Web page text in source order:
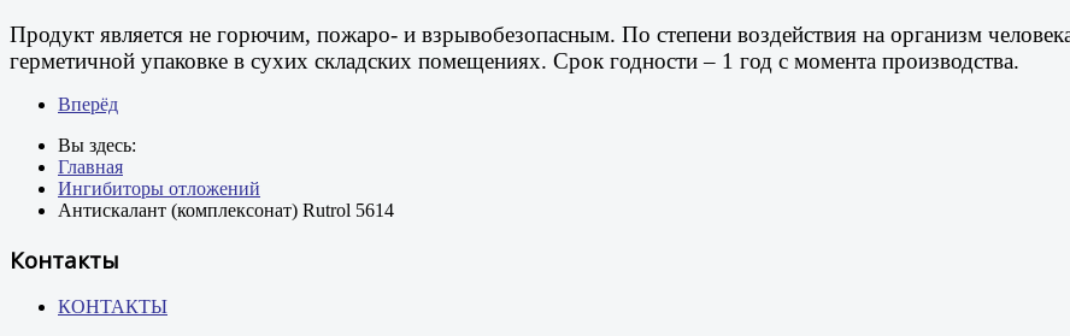
Продукт является не горючим, пожаро- и взрывобезопасным. По степени воздействия на организм
герметичной упаковке в сухих складских помещениях. Срок годности – 1 год с момента производства.
Вперёд
Вы здесь:
Главная
Ингибиторы отложений
Антискалант (комплексонат) Rutrol 5614
Контакты
КОНТАКТЫ